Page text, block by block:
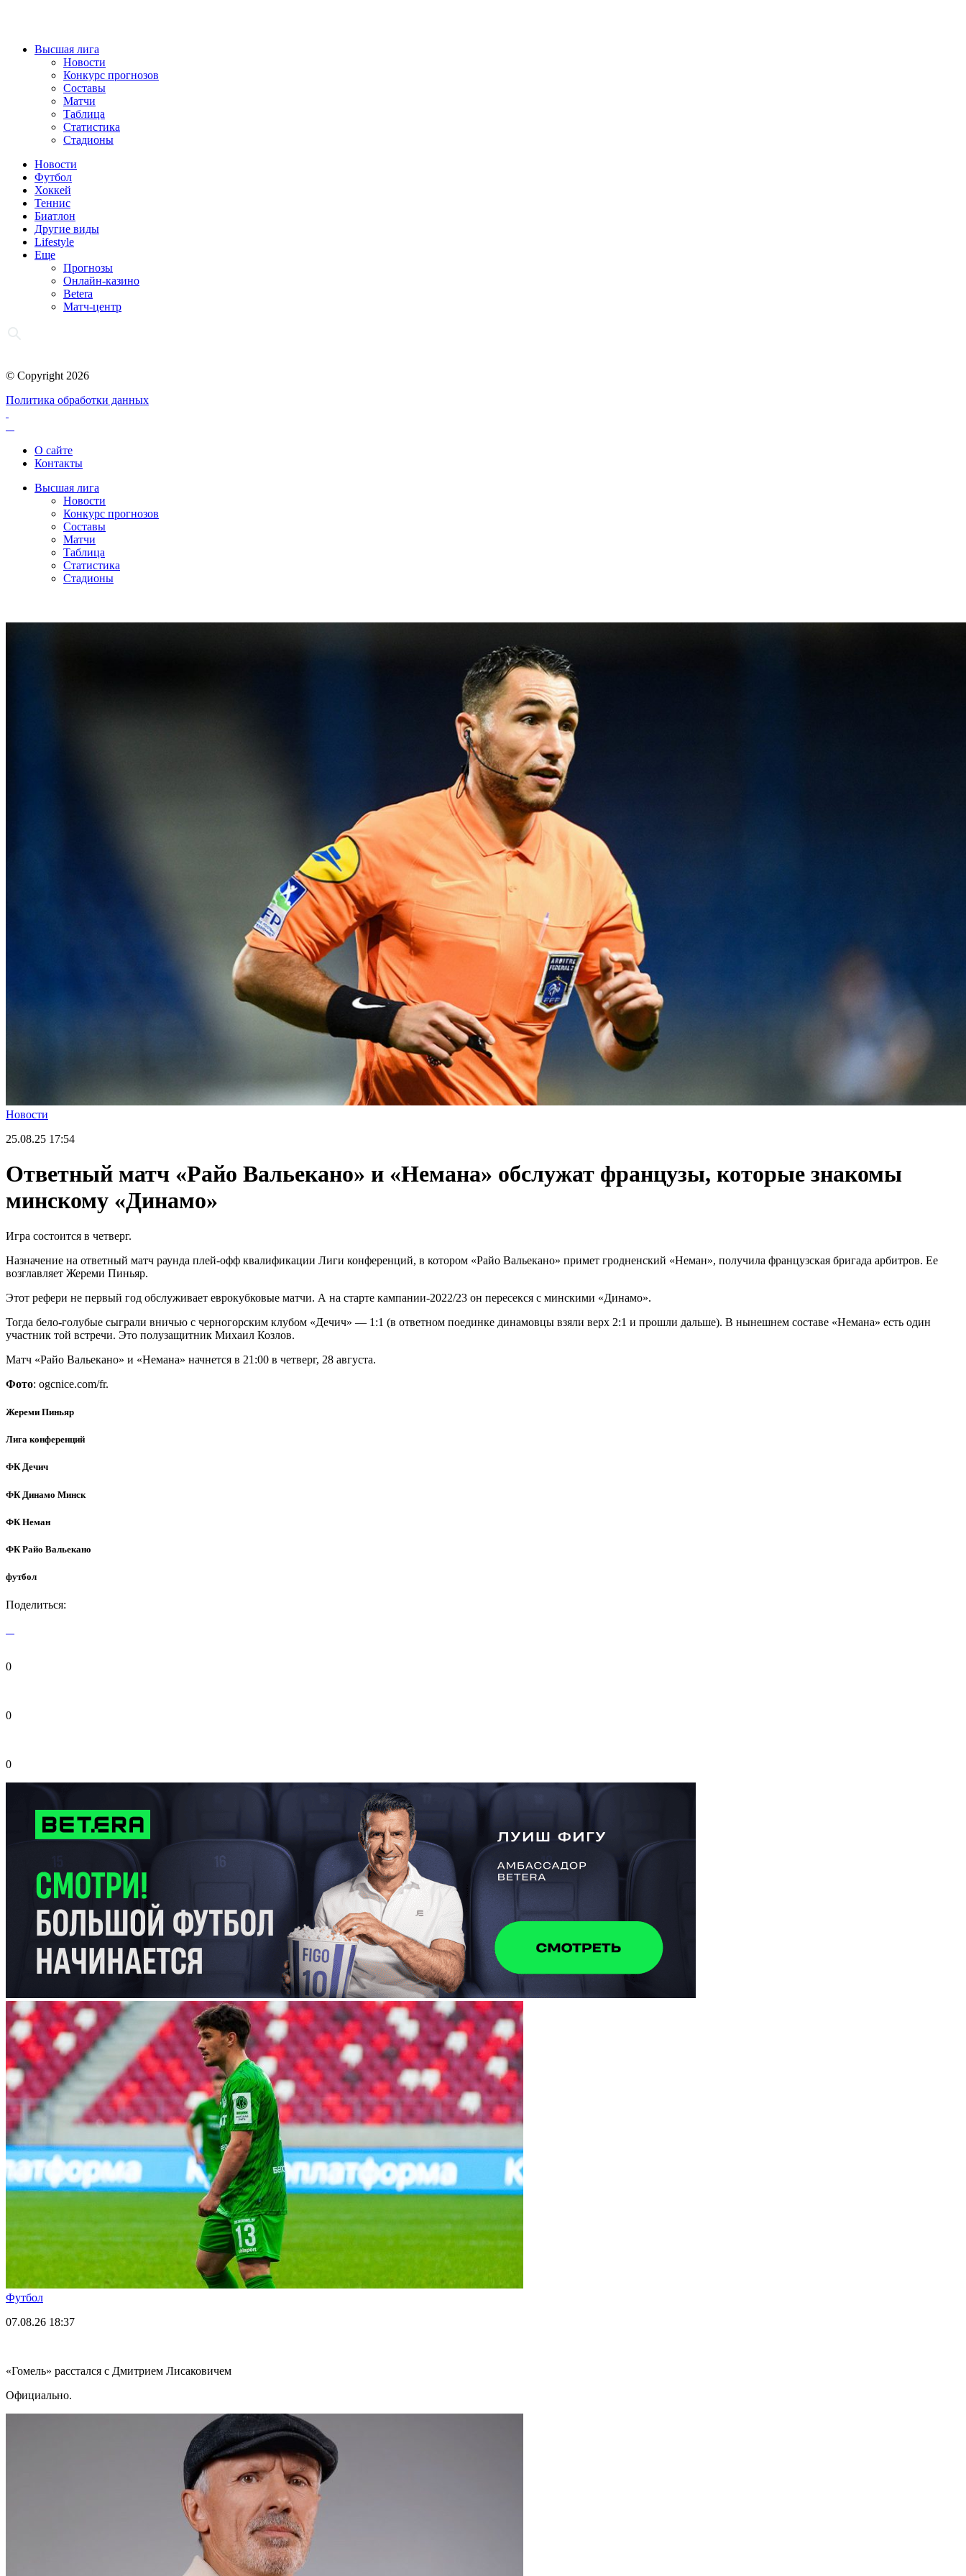
Высшая лига
Новости
Конкурс прогнозов
Составы
Матчи
Таблица
Статистика
Стадионы
Новости
Футбол
Хоккей
Теннис
Биатлон
Другие виды
Lifestyle
Еще
Прогнозы
Онлайн-казино
Betera
Матч-центр
© Copyright 2026
Политика обработки данных
О сайте
Контакты
Высшая лига
Новости
Конкурс прогнозов
Составы
Матчи
Таблица
Статистика
Стадионы
Новости
25.08.25 17:54
Ответный матч «Райо Вальекано» и «Немана» обслужат французы, которые знакомы
минскому «Динамо»
Игра состоится в четверг.
Назначение на ответный матч раунда плей-офф квалификации Лиги конференций, в котором «Райо Вальекано» примет гродненский «Неман», получила французская бригада арбитров. Ее
возглавляет Жереми Пиньяр.
Этот рефери не первый год обслуживает еврокубковые матчи. А на старте кампании-2022/23 он пересекся с минскими «Динамо».
Тогда бело-голубые сыграли вничью с черногорским клубом «Дечич» — 1:1 (в ответном поединке динамовцы взяли верх 2:1 и прошли дальше). В нынешнем составе «Немана» есть один
участник той встречи. Это полузащитник Михаил Козлов.
Матч «Райо Вальекано» и «Немана» начнется в 21:00 в четверг, 28 августа.
Фото: ogcnice.com/fr.
Жереми Пиньяр
Лига конференций
ФК Дечич
ФК Динамо Минск
ФК Неман
ФК Райо Вальекано
футбол
Поделиться:
0
0
0
Футбол
07.08.26 18:37
«Гомель» расстался с Дмитрием Лисаковичем
Официально.